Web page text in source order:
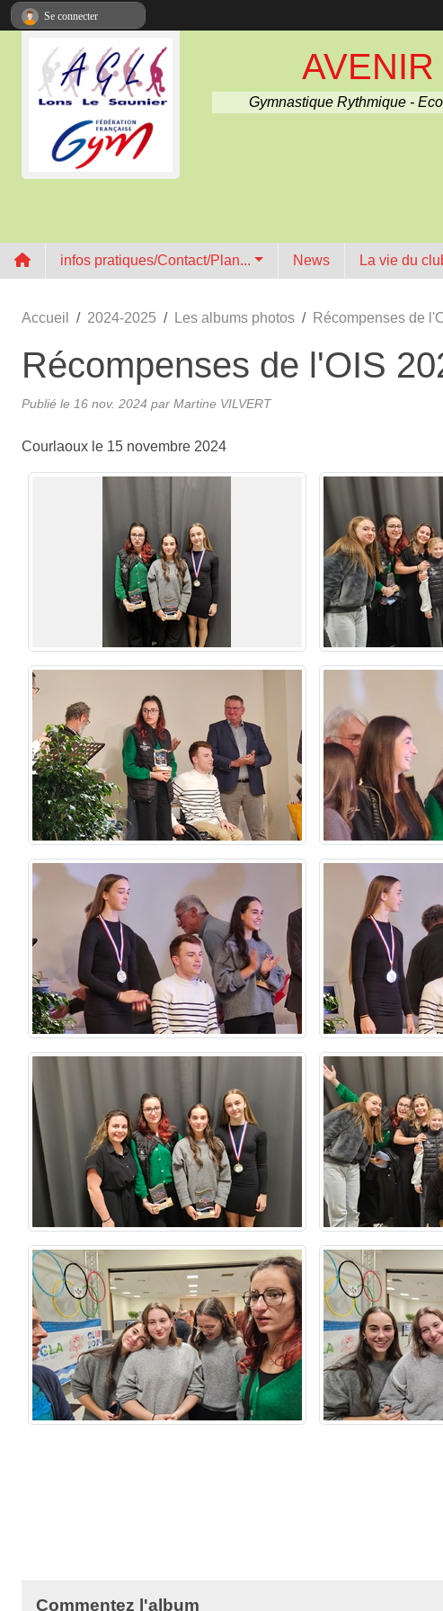
Gymnastique Rythmique -
infos pratiques/Contact/Plan... News La vie du
Accueil 2024-2025 Les albums photos Récompenses de
Récompenses de l'OIS
Publié le 16 nov. 2024 par Martine VILVERT
Courlaoux le 15 novembre 2024
Commentez l'album
Se connecter
Panneau de gestion des cookies